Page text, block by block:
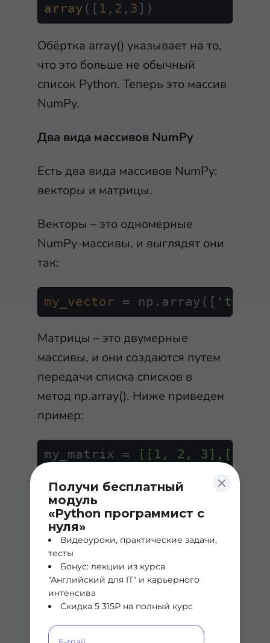
Получи бесплатный
модуль
«Python программист с
нуля»
Видеоуроки, практические задачи,
тесты
Бонус: лекции из курса
"Английский для IT" и карьерного
интенсива
Скидка 5 315₽ на полный курс
array ([ 1 , 2 , 3 ])
Обёртка array() указывает на то,
что это больше не обычный
список Python. Теперь это массив
NumPy.
Два вида массивов NumPy
Есть два вида массивов NumPy:
векторы и матрицы.
Векторы – это одномерные
NumPy-массивы, и выглядят они
так:
my_vector = np.array([ 'this'
Матрицы – это двумерные
массивы, и они создаются путем
передачи списка списков в
метод np.array(). Ниже приведен
пример:
my_matrix = [[1, 2, 3],[4,
np.array(my_matrix)
Вы можете расширить массивы
NumPy для работы с трех-,
четырех-, пяти-, шестимерными
массивами и массивами более
высокой размерности, но они